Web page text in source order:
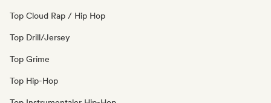
Top Cloud Rap / Hip Hop
Top Drill/Jersey
Top Grime
Top Hip-Hop